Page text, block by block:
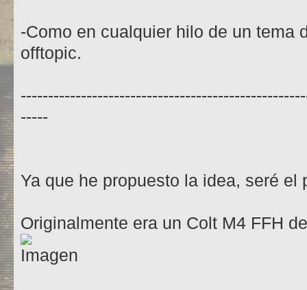
-Como en cualquier hilo de un tema
offtopic.
-----
Ya que he propuesto la idea, seré el
Originalmente era un Colt M4 FFH